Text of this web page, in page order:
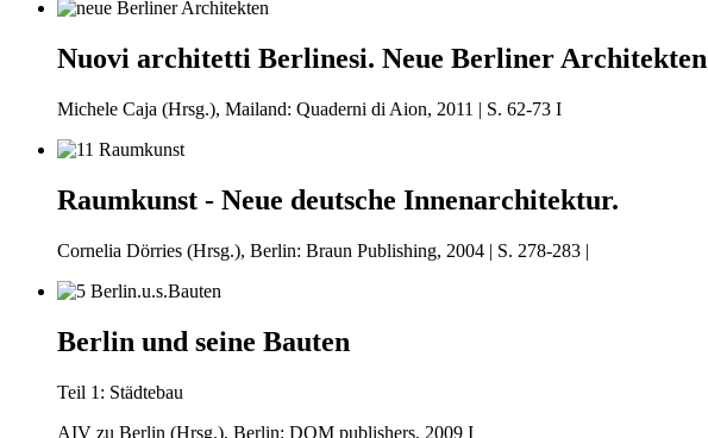
Nuovi architetti Berlinesi. Neue Berliner Architekten
Michele Caja (Hrsg.), Mailand: Quaderni di Aion, 2011 | S. 62-73 I
Raumkunst - Neue deutsche Innenarchitektur.
Cornelia Dörries (Hrsg.), Berlin: Braun Publishing, 2004 | S. 278-283 |
Berlin und seine Bauten
Teil 1: Städtebau
AIV zu Berlin (Hrsg.), Berlin: DOM publishers, 2009 I